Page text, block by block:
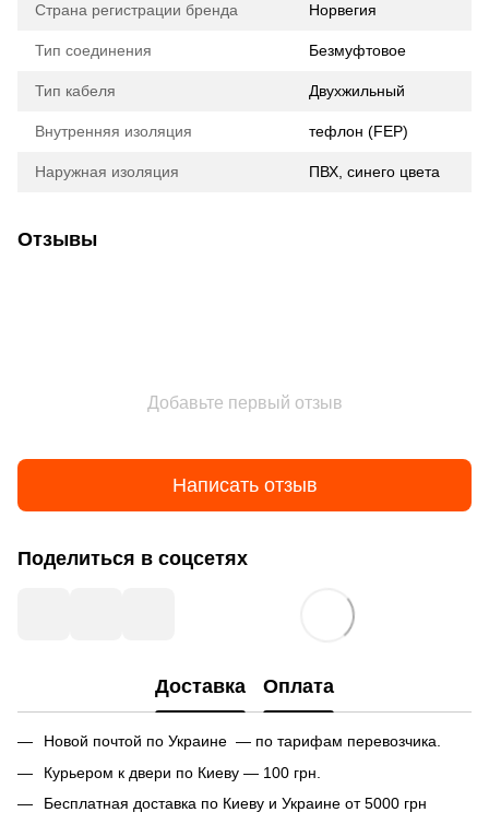
Страна регистрации бренда Норвегия
Тип соединения Безмуфтовое
Тип кабеля Двухжильный
Внутренняя изоляция тефлон (FEP)
Наружная изоляция ПВХ, синего цвета
Отзывы
Добавьте первый отзыв
Написать отзыв
Поделиться в соцсетях
Доставка Оплата
Новой почтой по Украине — по тарифам перевозчика.
Курьером к двери по Киеву — 100 грн.
Бесплатная доставка по Киеву и Украине от 5000 грн